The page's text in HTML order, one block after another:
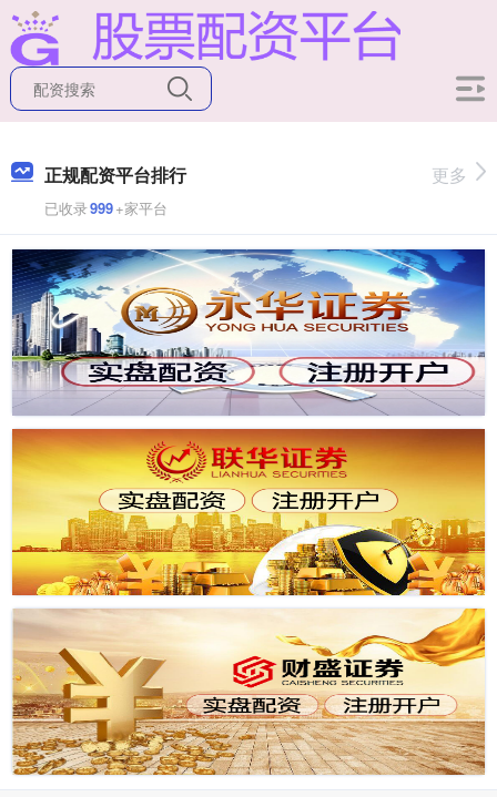
正规配资平台排行
已收录999+家平台
更多